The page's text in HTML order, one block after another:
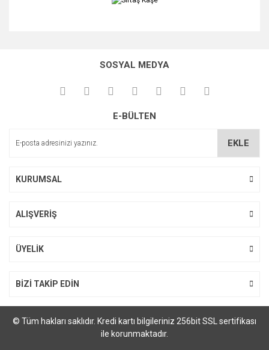
Yorum Yaz
Görüş ve önerileriniz için teşekkür ederiz.
Ürün açıklamasında eksik bilgiler bulunuyor.
SOSYAL MEDYA
E-BÜLTEN
EKLE
KURUMSAL
ALIŞVERİŞ
ÜYELİK
BİZİ TAKİP EDİN
© Tüm hakları saklıdır. Kredi kartı bilgileriniz 256bit SSL sertifikası
ile korunmaktadır.